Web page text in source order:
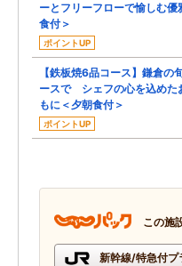
ーとフリーフローで愉しむ優
食付＞
ポイントUP
【鉄板焼6品コース】鎌倉の
ースで シェフの心を込めた
もに＜夕朝食付＞
ポイントUP
この施
新幹線/特急付プ